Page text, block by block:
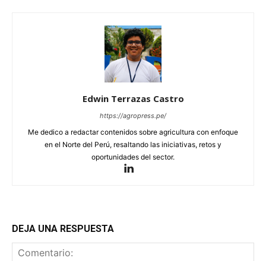
Edwin Terrazas Castro
https://agropress.pe/
Me dedico a redactar contenidos sobre agricultura con enfoque
en el Norte del Perú, resaltando las iniciativas, retos y
oportunidades del sector.
DEJA UNA RESPUESTA